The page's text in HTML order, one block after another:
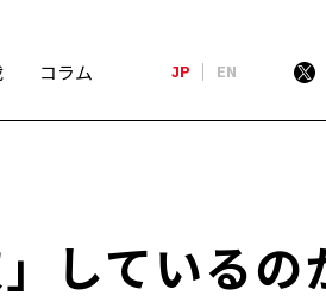
コラム JP EN
最近
しているの